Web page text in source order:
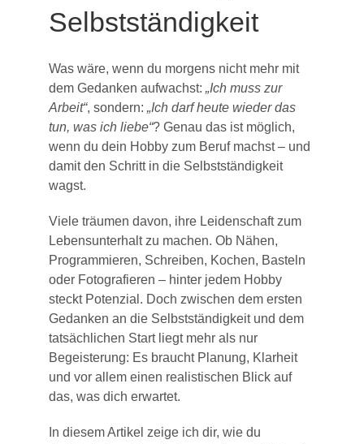
Selbstständigkeit
Was wäre, wenn du morgens nicht mehr mit
dem Gedanken aufwachst: „Ich muss zur
Arbeit“, sondern: „Ich darf heute wieder das
tun, was ich liebe“? Genau das ist möglich,
wenn du dein Hobby zum Beruf machst – und
damit den Schritt in die Selbstständigkeit
wagst.
Viele träumen davon, ihre Leidenschaft zum
Lebensunterhalt zu machen. Ob Nähen,
Programmieren, Schreiben, Kochen, Basteln
oder Fotografieren – hinter jedem Hobby
steckt Potenzial. Doch zwischen dem ersten
Gedanken an die Selbstständigkeit und dem
tatsächlichen Start liegt mehr als nur
Begeisterung: Es braucht Planung, Klarheit
und vor allem einen realistischen Blick auf
das, was dich erwartet.
In diesem Artikel zeige ich dir, wie du